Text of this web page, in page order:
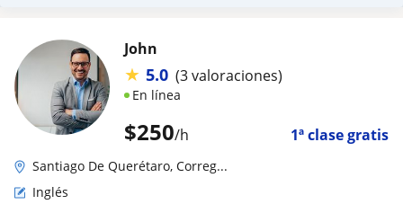
$250/h 1ª clase gratis
John
★ 5.0 (3 valoraciones)
En línea
Santiago De Querétaro, Correg...
Inglés